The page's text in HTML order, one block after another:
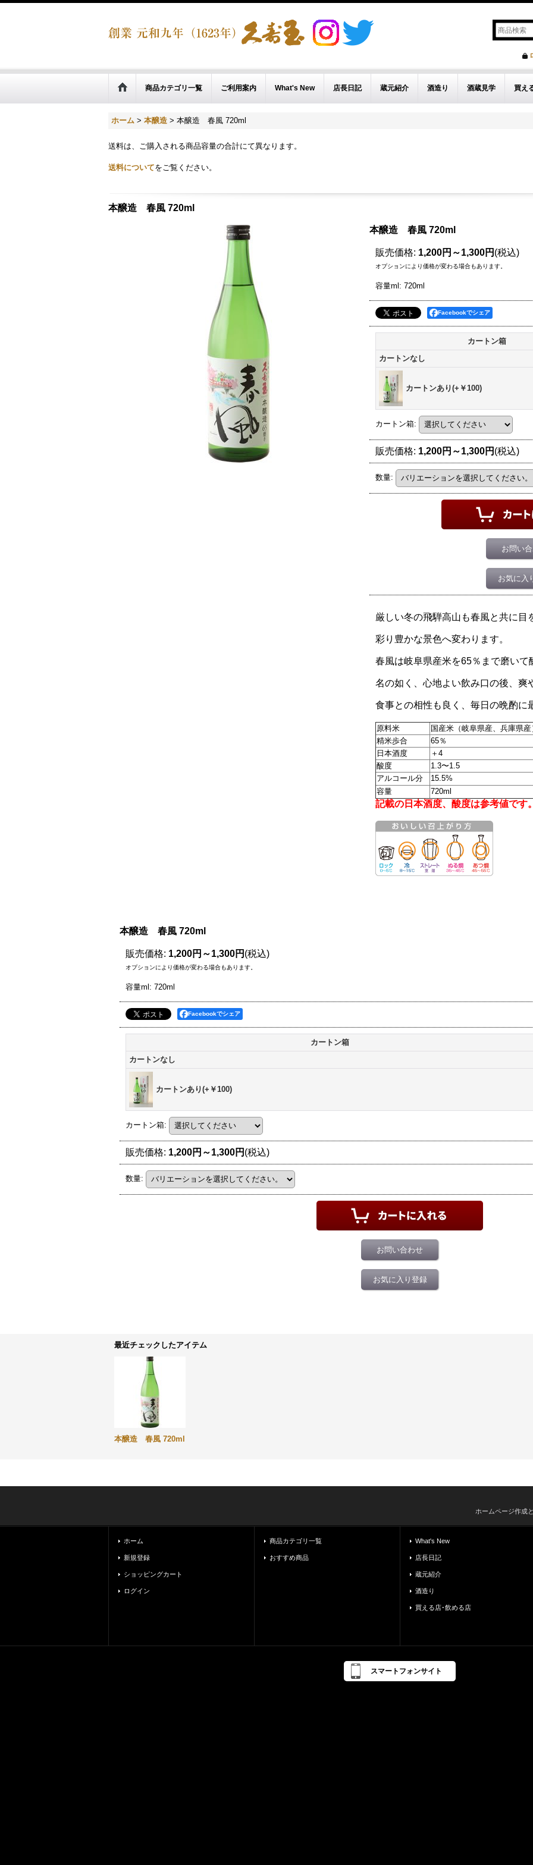
商品カテゴリ一覧 ご利用案内 What's New 店長日記 蔵元紹介 酒造り 酒蔵見学 買え
ホーム > 本醸造 > 本醸造 春風 720ml
送料は、ご購入される商品容量の合計にて異なります。
送料についてをご覧ください。
本醸造 春風 720ml
本醸造 春風 720ml
販売価格: 1,200円～1,300円 (税込)
オプションにより価格が変わる場合もあります。
容量ml : 720ml
Facebookでシェア
カートン箱
カートンなし
カートンあり(+￥100)
カートン箱:
販売価格: 1,200円～1,300円 (税込)
数量:
お問い
お気に入
厳しい冬の飛騨高山も春風と共に目
彩り豊かな景色へ変わります。
春風は岐阜県産米を65％まで磨いて
名の如く、心地よい飲み口の後、爽
食事との相性も良く、毎日の晩酌に
原料米
国産米（岐阜県産、兵庫県産
精米歩合
65％
日本酒度
＋4
酸度
1.3〜1.5
アルコール分
15.5%
容量
720ml
記載の日本酒度、酸度は参考値です
本醸造 春風 720ml
販売価格: 1,200円～1,300円 (税込)
オプションにより価格が変わる場合もあります。
容量ml : 720ml
Facebookでシェア
カートン箱
カートンなし
カートンあり(+￥100)
カートン箱:
販売価格: 1,200円～1,300円 (税込)
数量:
お問い合わせ
お気に入り登録
最近チェックしたアイテム
本醸造 春風 720ml
ホームページ作成
ホーム
新規登録
ショッピングカート
ログイン
商品カテゴリ一覧
おすすめ商品
What's New
店長日記
蔵元紹介
酒造り
買える店･飲める店
スマートフォンサイト